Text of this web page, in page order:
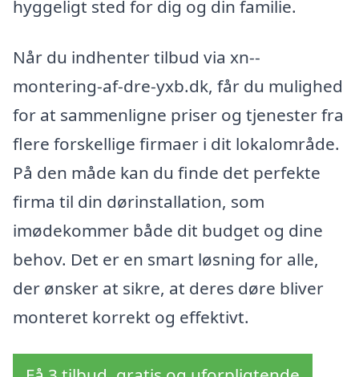
hyggeligt sted for dig og din familie.
Når du indhenter tilbud via xn--
montering-af-dre-yxb.dk, får du mulighed
for at sammenligne priser og tjenester fra
flere forskellige firmaer i dit lokalområde.
På den måde kan du finde det perfekte
firma til din dørinstallation, som
imødekommer både dit budget og dine
behov. Det er en smart løsning for alle,
der ønsker at sikre, at deres døre bliver
monteret korrekt og effektivt.